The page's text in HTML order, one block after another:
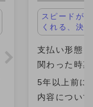
スピードが
くれる、決
支払い形態
関わった時
5年以上前に
内容につい